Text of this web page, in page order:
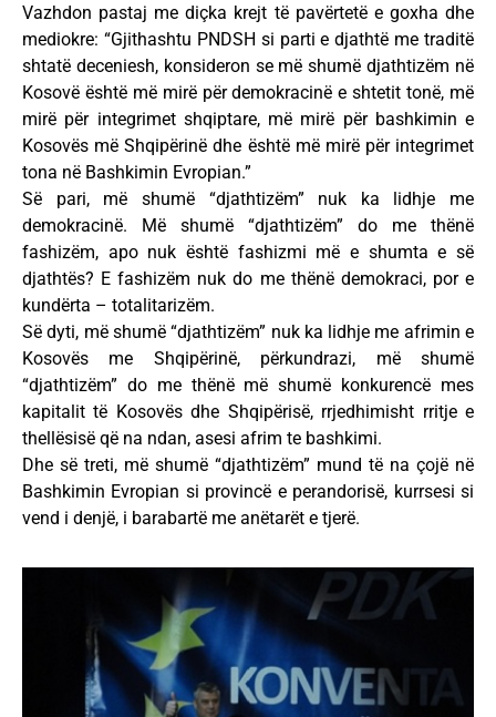
Vazhdon pastaj me diçka krejt të pavërtetë e goxha dhe
mediokre: “Gjithashtu PNDSH si parti e djathtë me traditë
shtatë deceniesh, konsideron se më shumë djathtizëm në
Kosovë është më mirë për demokracinë e shtetit tonë, më
mirë për integrimet shqiptare, më mirë për bashkimin e
Kosovës më Shqipërinë dhe është më mirë për integrimet
tona në Bashkimin Evropian.”
Së pari, më shumë “djathtizëm” nuk ka lidhje me
demokracinë. Më shumë “djathtizëm” do me thënë
fashizëm, apo nuk është fashizmi më e shumta e së
djathtës? E fashizëm nuk do me thënë demokraci, por e
kundërta – totalitarizëm.
Së dyti, më shumë “djathtizëm” nuk ka lidhje me afrimin e
Kosovës me Shqipërinë, përkundrazi, më shumë
“djathtizëm” do me thënë më shumë konkurencë mes
kapitalit të Kosovës dhe Shqipërisë, rrjedhimisht rritje e
thellësisë që na ndan, asesi afrim te bashkimi.
Dhe së treti, më shumë “djathtizëm” mund të na çojë në
Bashkimin Evropian si provincë e perandorisë, kurrsesi si
vend i denjë, i barabartë me anëtarët e tjerë.